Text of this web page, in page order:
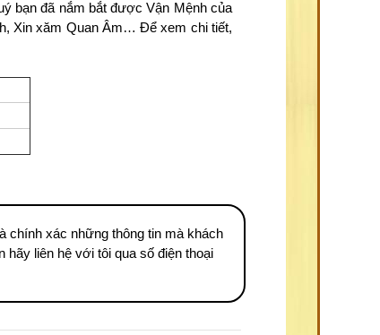
bạn đã nắm bắt được Vận Mệnh của
Xin xăm Quan Âm… Để xem chi tiết,
chính xác những thông tin mà khách
liên hệ với tôi qua số điện thoại